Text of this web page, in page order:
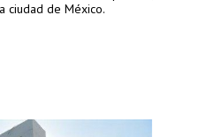
ciudad de México.